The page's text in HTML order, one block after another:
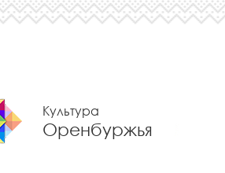
Культура
Оренбуржья